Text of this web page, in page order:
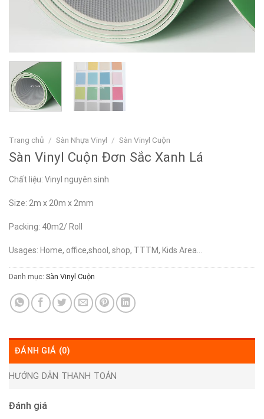
Trang chủ / Sàn Nhựa Vinyl / Sàn Vinyl Cuộn
Sàn Vinyl Cuộn Đơn Sắc Xanh Lá
Chất liệu: Vinyl nguyên sinh
Size: 2m x 20m x 2mm
Packing: 40m2/ Roll
Usages: Home, office,shool, shop, TTTM, Kids Area…
Danh mục: Sàn Vinyl Cuộn
ĐÁNH GIÁ (0)
HƯỚNG DẪN THANH TOÁN
Đánh giá